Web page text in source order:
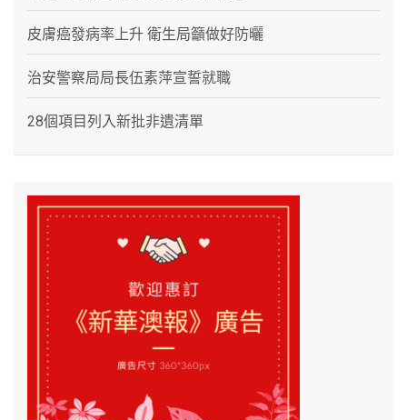
皮膚癌發病率上升 衛生局籲做好防曬
治安警察局局長伍素萍宣誓就職
28個項目列入新批非遺清單